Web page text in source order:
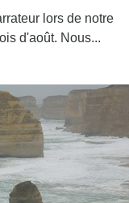
lors de notre
d'août. Nous...